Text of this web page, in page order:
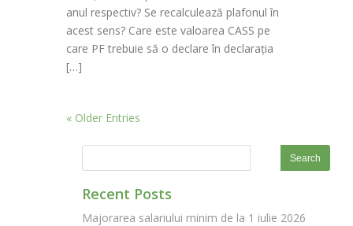
anul respectiv? Se recalculează plafonul în
acest sens? Care este valoarea CASS pe
care PF trebuie să o declare în declarația
[…]
« Older Entries
Recent Posts
Majorarea salariului minim de la 1 iulie 2026